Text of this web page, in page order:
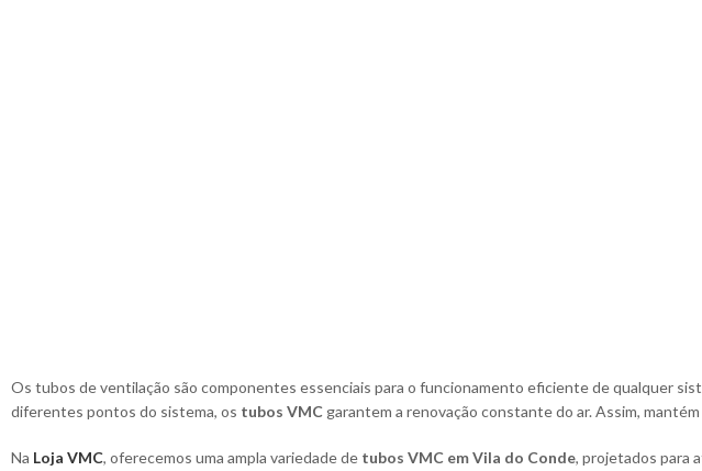
Os tubos de ventilação são componentes essenciais para o funcionamento eficiente de qualquer
diferentes pontos do sistema, os tubos VMC garantem a renovação constante do ar. Assim,
Na Loja VMC, oferecemos uma ampla variedade de tubos VMC em Vila do Conde, projetados para